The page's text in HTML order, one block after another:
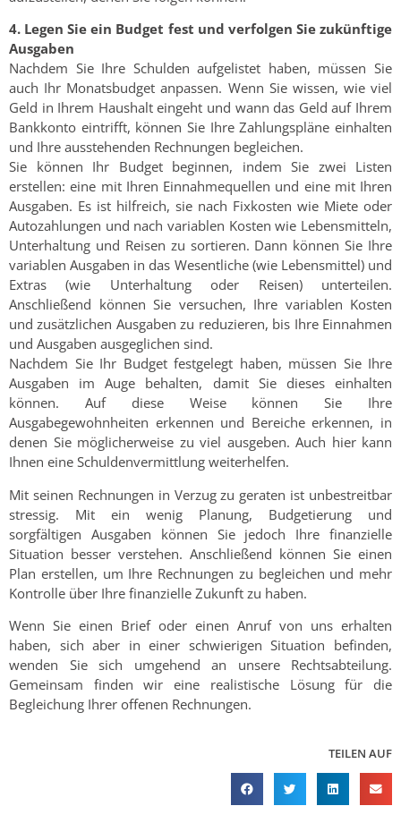
4. Legen Sie ein Budget fest und verfolgen Sie zukünftige
Ausgaben
Nachdem Sie Ihre Schulden aufgelistet haben, müssen Sie
auch Ihr Monatsbudget anpassen. Wenn Sie wissen, wie viel
Geld in Ihrem Haushalt eingeht und wann das Geld auf Ihrem
Bankkonto eintrifft, können Sie Ihre Zahlungspläne einhalten
und Ihre ausstehenden Rechnungen begleichen.
Sie können Ihr Budget beginnen, indem Sie zwei Listen
erstellen: eine mit Ihren Einnahmequellen und eine mit Ihren
Ausgaben. Es ist hilfreich, sie nach Fixkosten wie Miete oder
Autozahlungen und nach variablen Kosten wie Lebensmitteln,
Unterhaltung und Reisen zu sortieren. Dann können Sie Ihre
variablen Ausgaben in das Wesentliche (wie Lebensmittel) und
Extras (wie Unterhaltung oder Reisen) unterteilen.
Anschließend können Sie versuchen, Ihre variablen Kosten
und zusätzlichen Ausgaben zu reduzieren, bis Ihre Einnahmen
und Ausgaben ausgeglichen sind.
Nachdem Sie Ihr Budget festgelegt haben, müssen Sie Ihre
Ausgaben im Auge behalten, damit Sie dieses einhalten
können. Auf diese Weise können Sie Ihre
Ausgabegewohnheiten erkennen und Bereiche erkennen, in
denen Sie möglicherweise zu viel ausgeben. Auch hier kann
Ihnen eine Schuldenvermittlung weiterhelfen.
Mit seinen Rechnungen in Verzug zu geraten ist unbestreitbar
stressig. Mit ein wenig Planung, Budgetierung und
sorgfältigen Ausgaben können Sie jedoch Ihre finanzielle
Situation besser verstehen. Anschließend können Sie einen
Plan erstellen, um Ihre Rechnungen zu begleichen und mehr
Kontrolle über Ihre finanzielle Zukunft zu haben.
Wenn Sie einen Brief oder einen Anruf von uns erhalten
haben, sich aber in einer schwierigen Situation befinden,
wenden Sie sich umgehend an unsere Rechtsabteilung.
Gemeinsam finden wir eine realistische Lösung für die
Begleichung Ihrer offenen Rechnungen.
TEILEN AUF